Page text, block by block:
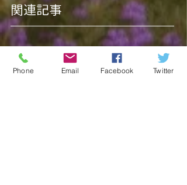
関連記事
Phone Email Facebook Twitter